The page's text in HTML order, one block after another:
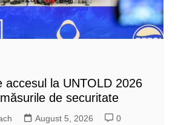
accesul la UNTOLD 2026
de securitate
August 5, 2026 0